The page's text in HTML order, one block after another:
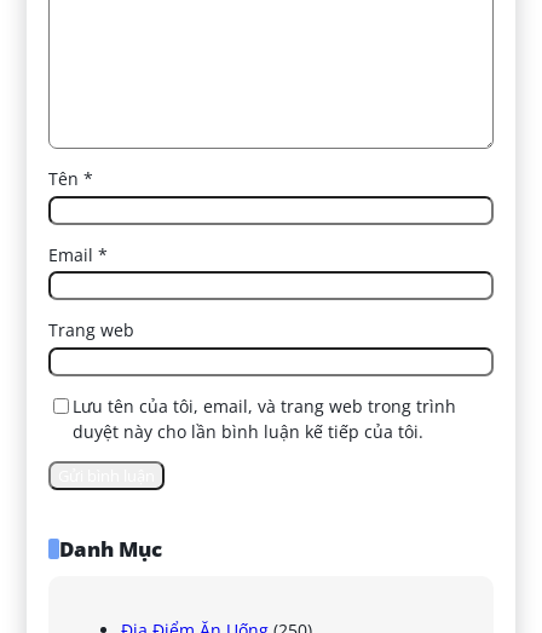
Tên*
Email*
Trang web
Lưu tên của tôi, email, và trang web trong trình
duyệt này cho lần bình luận kế tiếp của tôi.
Danh Mục